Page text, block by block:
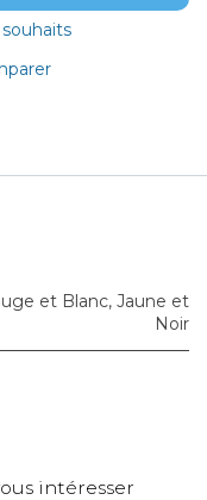
et Blanc, Jaune et
Noir
intéresser